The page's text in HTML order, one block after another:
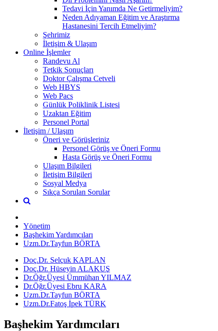
Tedavi İçin Yanımda Ne Getirmeliyim?
Neden Adıyaman Eğitim ve Araştırma
Hastanesini Tercih Etmeliyim?
Şehrimiz
İletişim & Ulaşım
Online İşlemler
Randevu Al
Tetkik Sonuçları
Doktor Çalışma Cetveli
Web HBYS
Web Pacs
Günlük Poliklinik Listesi
Uzaktan Eğitim
Personel Portal
İletişim / Ulaşım
Öneri ve Görüşleriniz
Personel Görüş ve Öneri Formu
Hasta Görüş ve Öneri Formu
Ulaşım Bilgileri
İletişim Bilgileri
Sosyal Medya
Sıkça Sorulan Sorular
Yönetim
Başhekim Yardımcıları
Uzm.Dr.Tayfun BÖRTA
Doç.Dr. Selçuk KAPLAN
Doç.Dr. Hüseyin ALAKUŞ
Dr.Öğr.Üyesi Ümmühan YILMAZ
Dr.Öğr.Üyesi Ebru KARA
Uzm.Dr.Tayfun BÖRTA
Uzm.Dr.Fatoş İpek TÜRK
Başhekim Yardımcıları